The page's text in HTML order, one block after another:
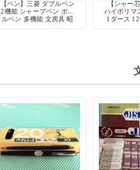
【ペン】三菱 ダブルペン
2機能 シャープペン ボー
ルペン 多機能 文房具 昭
【シャー
ハイポリマ
1ダース